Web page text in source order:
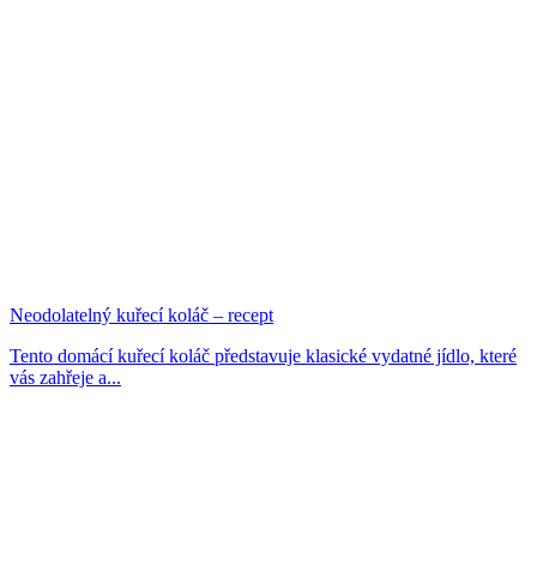
Neodolatelný kuřecí koláč – recept
Tento domácí kuřecí koláč představuje klasické vydatné jídlo, které
vás zahřeje a...